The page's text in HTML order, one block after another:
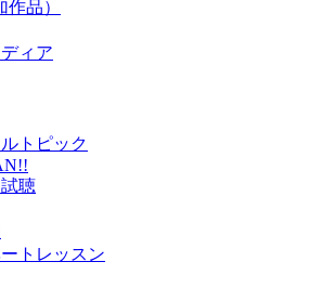
品）
ィア
トピック
聴
トレッスン